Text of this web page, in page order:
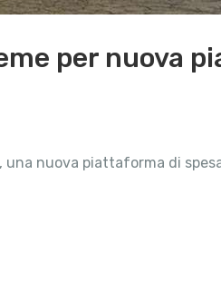
per nuova
nuova piattaforma di